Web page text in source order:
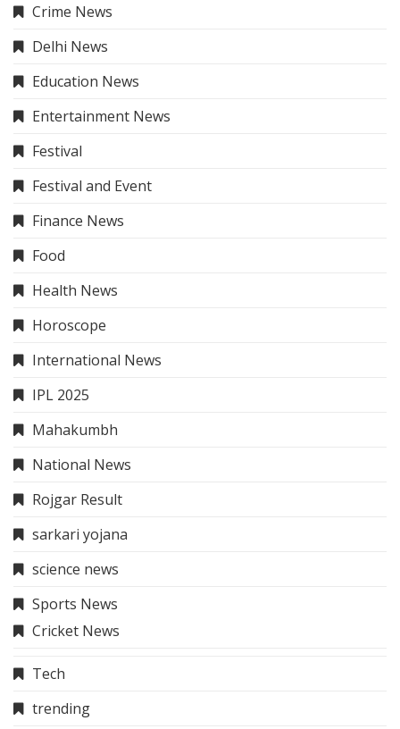
Crime News
Delhi News
Education News
Entertainment News
Festival
Festival and Event
Finance News
Food
Health News
Horoscope
International News
IPL 2025
Mahakumbh
National News
Rojgar Result
sarkari yojana
science news
Sports News
Cricket News
Tech
trending